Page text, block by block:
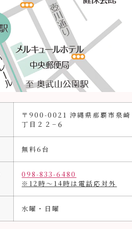
〒900-0021 沖縄県那覇市泉
丁目２２−６
無料6台
098-833-6480
※12時〜14時は電話応対外
水曜・日曜